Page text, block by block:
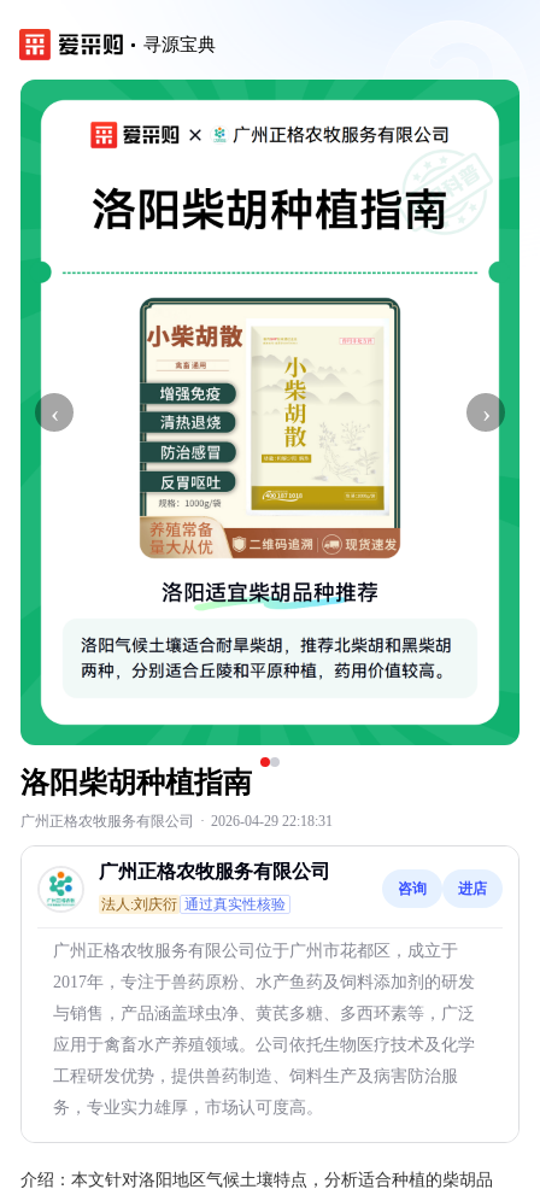
寻源宝典
‹ ›
洛阳柴胡种植指南
广州正格农牧服务有限公司 · 2026-04-29 22:18:31
广州正格农牧服务有限公司
法人:刘庆衍 通过真实性核验
咨询 进店
广州正格农牧服务有限公司位于广州市花都区，成立于
2017年，专注于兽药原粉、水产鱼药及饲料添加剂的研发
与销售，产品涵盖球虫净、黄芪多糖、多西环素等，广泛
应用于禽畜水产养殖领域。公司依托生物医疗技术及化学
工程研发优势，提供兽药制造、饲料生产及病害防治服
务，专业实力雄厚，市场认可度高。
介绍： 本文针对洛阳地区气候土壤特点，分析适合种植的柴胡品